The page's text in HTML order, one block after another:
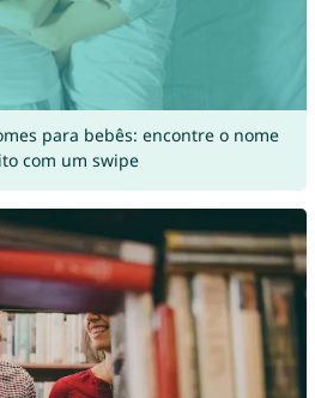
para bebês: encontre o nome
com um swipe